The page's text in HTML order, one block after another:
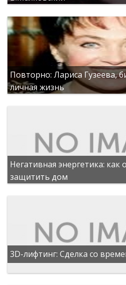
Повторно: Лариса Гузеева,
личная жизнь
Негативная энергетика: как
защитить дом
3D-лифтинг: Сделка со